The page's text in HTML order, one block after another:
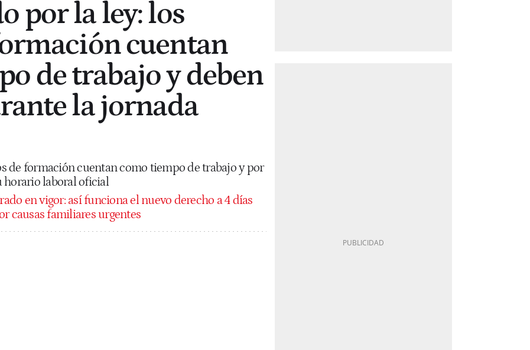
por la ley: los
cuentan
de trabajo y deben
la jornada
de formación cuentan como tiempo de trabajo y por
horario laboral oficial
en vigor: así funciona el nuevo derecho a 4 días
causas familiares urgentes